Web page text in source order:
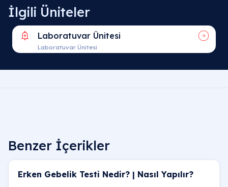
İlgili Üniteler
Laboratuvar Ünitesi
Laboratuvar Ünitesi
Benzer İçerikler
Erken Gebelik Testi Nedir? | Nasıl Yapılır?